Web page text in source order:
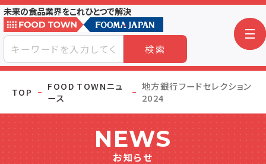
未来の食品業界をこれひとつで解決
検索
TOP
FOOD TOWNニュ
ース
地方銀行フードセレクション
2024
NEWS
お知らせ